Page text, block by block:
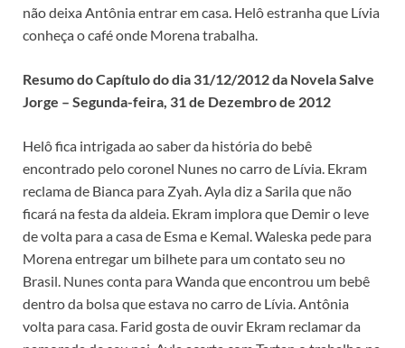
não deixa Antônia entrar em casa. Helô estranha que Lívia
conheça o café onde Morena trabalha.
Resumo do Capítulo do dia 31/12/2012 da Novela Salve
Jorge – Segunda-feira, 31 de Dezembro de 2012
Helô fica intrigada ao saber da história do bebê
encontrado pelo coronel Nunes no carro de Lívia. Ekram
reclama de Bianca para Zyah. Ayla diz a Sarila que não
ficará na festa da aldeia. Ekram implora que Demir o leve
de volta para a casa de Esma e Kemal. Waleska pede para
Morena entregar um bilhete para um contato seu no
Brasil. Nunes conta para Wanda que encontrou um bebê
dentro da bolsa que estava no carro de Lívia. Antônia
volta para casa. Farid gosta de ouvir Ekram reclamar da